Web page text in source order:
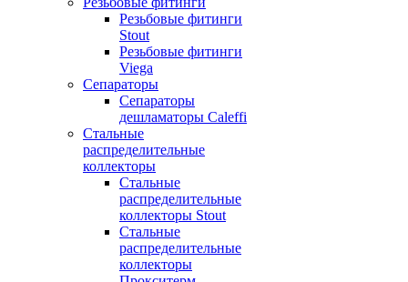
Резьбовые фитинги
Stout
Резьбовые фитинги
Viega
Сепараторы
Сепараторы
дешламаторы Caleffi
Стальные
распределительные
коллекторы
Стальные
распределительные
коллекторы Stout
Стальные
распределительные
коллекторы